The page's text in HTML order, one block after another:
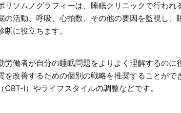
ソムノグラフィーは、睡眠クリニックで行われ
の活動、呼吸、心拍数、その他の要因を監視し、
に役立ちます。
労働者が自分の睡眠問題をよりよく理解するのに
を改善するための個別の戦略を推奨することがで
I）やライフスタイルの調整などです。